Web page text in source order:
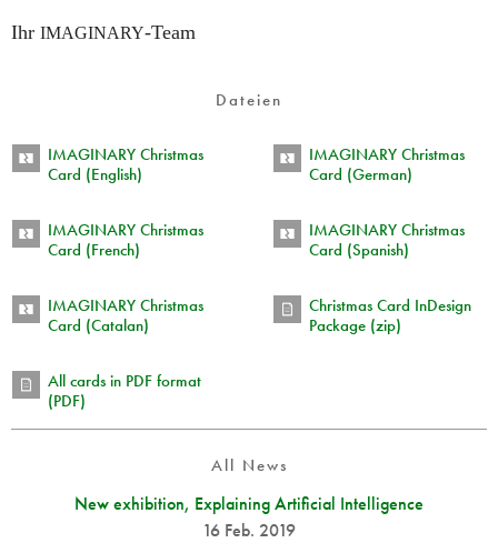
Ihr IMAGINARY-Team
Dateien
IMAGINARY Christmas
Card (English)
IMAGINARY Christmas
Card (German)
IMAGINARY Christmas
Card (French)
IMAGINARY Christmas
Card (Spanish)
IMAGINARY Christmas
Card (Catalan)
Christmas Card InDesign
Package (zip)
All cards in PDF format
(PDF)
All News
New exhibition, Explaining Artificial Intelligence
16 Feb. 2019